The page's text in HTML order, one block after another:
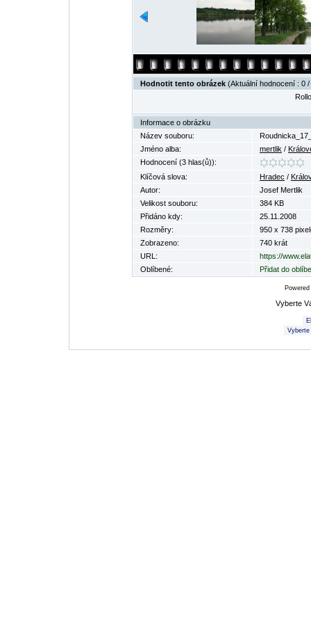
Hodnotit tento obrázek (Aktuální hodnocení : 0
Informace o obrázku
Název souboru:
Jméno alba:
mertlik /
Hodnocení (3 hlas(ů)):
Klíčová slova:
Hradec /
Autor:
Josef Mertlik
Velikost souboru:
384 KB
Přidáno kdy:
25.11.2008
Rozměry:
950 x 738
Zobrazeno:
740 krát
URL:
https://
Oblíbené:
Přidat do
Vyberte